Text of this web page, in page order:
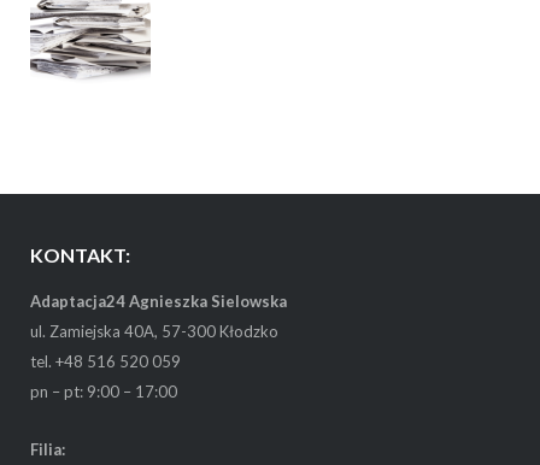
KONTAKT:
Adaptacja24 Agnieszka Sielowska
ul. Zamiejska 40A, 57-300 Kłodzko
tel. +48 516 520 059
pn – pt: 9:00 – 17:00
Filia: